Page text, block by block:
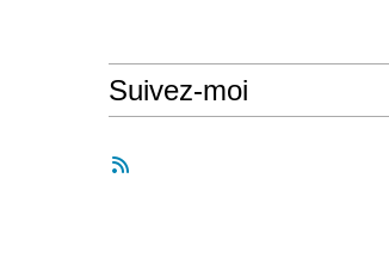
Suivez-moi